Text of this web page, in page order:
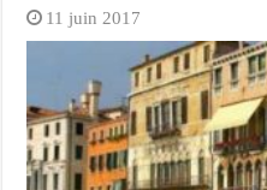
11 juin 2017